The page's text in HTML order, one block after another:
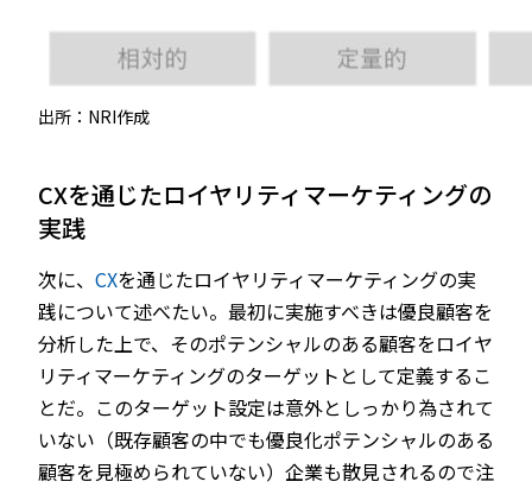
出所：NRI作成
CXを通じたロイヤリティマーケティングの
実践
次に、 CXを通じたロイヤリティマーケティングの実
践について述べたい。最初に実施すべきは優良顧客を
分析した上で、そのポテンシャルのある顧客をロイヤ
リティマーケティングのターゲットとして定義するこ
とだ。このターゲット設定は意外としっかり為されて
いない（既存顧客の中でも優良化ポテンシャルのある
顧客を見極められていない）企業も散見されるので注